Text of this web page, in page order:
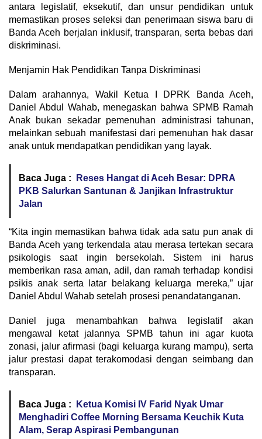
antara legislatif, eksekutif, dan unsur pendidikan untuk
memastikan proses seleksi dan penerimaan siswa baru di
Banda Aceh berjalan inklusif, transparan, serta bebas dari
diskriminasi.
Menjamin Hak Pendidikan Tanpa Diskriminasi
Dalam arahannya, Wakil Ketua I DPRK Banda Aceh,
Daniel Abdul Wahab, menegaskan bahwa SPMB Ramah
Anak bukan sekadar pemenuhan administrasi tahunan,
melainkan sebuah manifestasi dari pemenuhan hak dasar
anak untuk mendapatkan pendidikan yang layak.
Baca Juga :
Reses Hangat di Aceh Besar: DPRA
PKB Salurkan Santunan & Janjikan Infrastruktur
Jalan
“Kita ingin memastikan bahwa tidak ada satu pun anak di
Banda Aceh yang terkendala atau merasa tertekan secara
psikologis saat ingin bersekolah. Sistem ini harus
memberikan rasa aman, adil, dan ramah terhadap kondisi
psikis anak serta latar belakang keluarga mereka,” ujar
Daniel Abdul Wahab setelah prosesi penandatanganan.
Daniel juga menambahkan bahwa legislatif akan
mengawal ketat jalannya SPMB tahun ini agar kuota
zonasi, jalur afirmasi (bagi keluarga kurang mampu), serta
jalur prestasi dapat terakomodasi dengan seimbang dan
transparan.
Baca Juga :
Ketua Komisi IV Farid Nyak Umar
Menghadiri Coffee Morning Bersama Keuchik Kuta
Alam, Serap Aspirasi Pembangunan